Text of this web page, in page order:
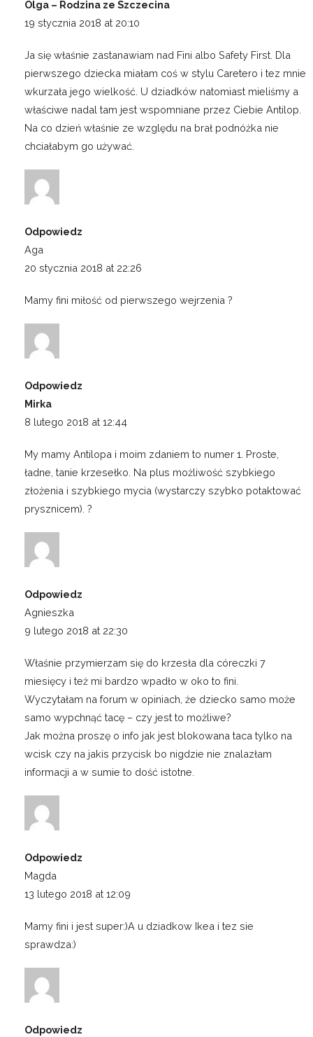
Olga – Rodzina ze Szczecina
19 stycznia 2018 at 20:10
Ja się właśnie zastanawiam nad Fini albo Safety First. Dla
pierwszego dziecka miałam coś w stylu Caretero i tez mnie
wkurzała jego wielkość. U dziadków natomiast mieliśmy a
właściwe nadal tam jest wspomniane przez Ciebie Antilop.
Na co dzień właśnie ze względu na brał podnóżka nie
chciałabym go używać.
Odpowiedz
Aga
20 stycznia 2018 at 22:26
Mamy fini miłość od pierwszego wejrzenia ?
Odpowiedz
Mirka
8 lutego 2018 at 12:44
My mamy Antilopa i moim zdaniem to numer 1. Proste,
ładne, tanie krzesełko. Na plus możliwość szybkiego
złożenia i szybkiego mycia (wystarczy szybko potaktować
prysznicem). ?
Odpowiedz
Agnieszka
9 lutego 2018 at 22:30
Właśnie przymierzam się do krzesła dla córeczki 7
miesięcy i też mi bardzo wpadło w oko to fini.
Wyczytałam na forum w opiniach, że dziecko samo może
samo wypchnąć tacę – czy jest to możliwe?
Jak można proszę o info jak jest blokowana taca tylko na
wcisk czy na jakis przycisk bo nigdzie nie znalazłam
informacji a w sumie to dość istotne.
Odpowiedz
Magda
13 lutego 2018 at 12:09
Mamy fini i jest super:)A u dziadkow Ikea i tez sie
sprawdza:)
Odpowiedz